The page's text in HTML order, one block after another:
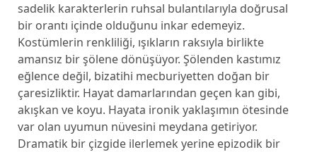
sadelik karakterlerin ruhsal bulantılarıyla doğrusal
bir orantı içinde olduğunu inkar edemeyiz.
Kostümlerin renkliliği, ışıkların raksıyla birlikte
amansız bir şölene dönüşüyor. Şölenden kastımız
eğlence değil, bizatihi mecburiyetten doğan bir
çaresizliktir. Hayat damarlarından geçen kan gibi,
akışkan ve koyu. Hayata ironik yaklaşımın ötesinde
var olan uyumun nüvesini meydana getiriyor.
Dramatik bir çizgide ilerlemek yerine epizodik bir